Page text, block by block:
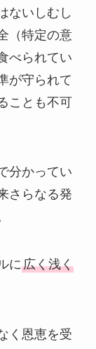
ないしむし
（特定の意
べられてい
が守られて
ことも不可
分かってい
さらなる発
に広く浅く
く恩恵を受